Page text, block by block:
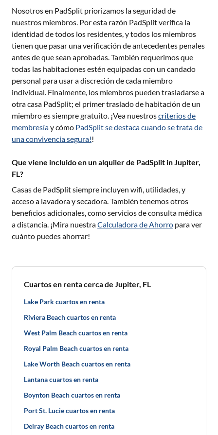
Nosotros en PadSplit priorizamos la seguridad de
nuestros miembros. Por esta razón PadSplit verifica la
identidad de todos los residentes, y todos los miembros
tienen que pasar una verificación de antecedentes penales
antes de que sean aprobadas. También requerimos que
todas las habitaciones estén equipadas con un candado
personal para usar a discreción de cada miembro
individual. Finalmente, los miembros pueden trasladarse a
otra casa PadSplit; el primer traslado de habitación de un
miembro es siempre gratuito. ¡Vea nuestroscriterios de
membresíay cómo PadSplit se destaca cuando se trata de
una convivencia segura!!
Que viene incluido en un alquiler de PadSplit in Jupiter,
FL?
Casas de PadSplit siempre incluyen wifi, utilidades, y
acceso a lavadora y secadora. También tenemos otros
beneficios adicionales, como servicios de consulta médica
a distancia. ¡Mira nuestraCalculadora de Ahorro para ver
cuánto puedes ahorrar!
Cuartos en renta cerca de Jupiter, FL
Lake Park cuartos en renta
Riviera Beach cuartos en renta
West Palm Beach cuartos en renta
Royal Palm Beach cuartos en renta
Lake Worth Beach cuartos en renta
Lantana cuartos en renta
Boynton Beach cuartos en renta
Port St. Lucie cuartos en renta
Delray Beach cuartos en renta